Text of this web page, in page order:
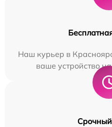
Наш курьер в
ваше устройство